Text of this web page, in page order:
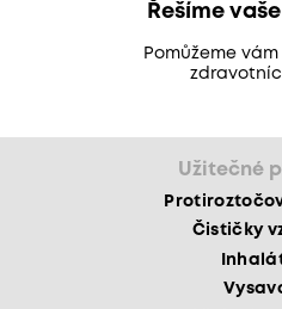
Řešíme
Pomůžeme
Užitečné
Čističky